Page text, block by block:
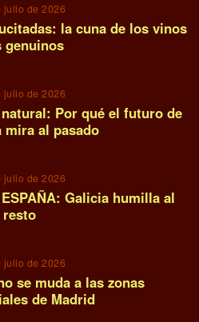
julio de 2026
la cuna de los vinos
genuinos
julio de 2026
Por qué el futuro de
mira al pasado
julio de 2026
Galicia humilla al
resto
julio de 2026
se muda a las zonas
de Madrid